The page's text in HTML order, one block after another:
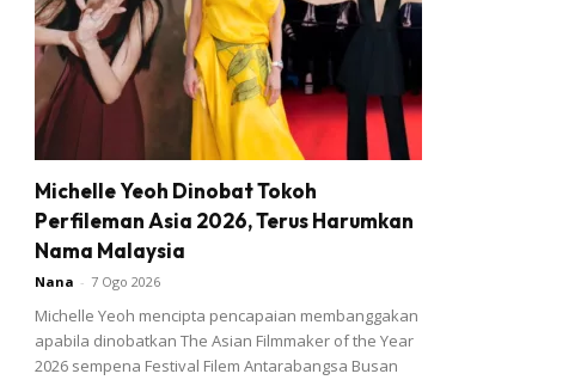
Michelle Yeoh Dinobat Tokoh
Perfileman Asia 2026, Terus Harumkan
Nama Malaysia
Nana - 7 Ogo 2026
Michelle Yeoh mencipta pencapaian membanggakan
apabila dinobatkan The Asian Filmmaker of the Year
2026 sempena Festival Filem Antarabangsa Busan